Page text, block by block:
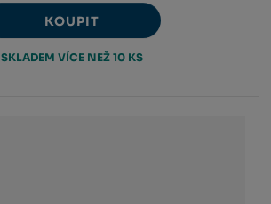
KOUPIT
SKLADEM VÍCE NEŽ 10 KS